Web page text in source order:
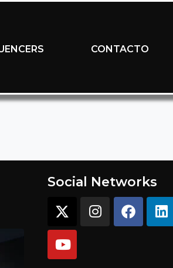
CONTACTO
Social Networks